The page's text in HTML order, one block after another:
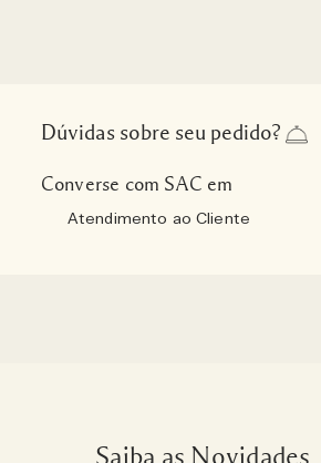
Dúvidas sobre seu pedido?
Converse com SAC em
Atendimento ao Cliente
Saiba as Novidades